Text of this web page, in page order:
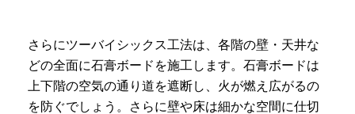
さらにツーバイシックス工法は、各階の壁・天井な
どの全面に石膏ボードを施工します。石膏ボードは
上下階の空気の通り道を遮断し、火が燃え広がるの
を防ぐでしょう。さらに壁や床は細かな空間に仕切